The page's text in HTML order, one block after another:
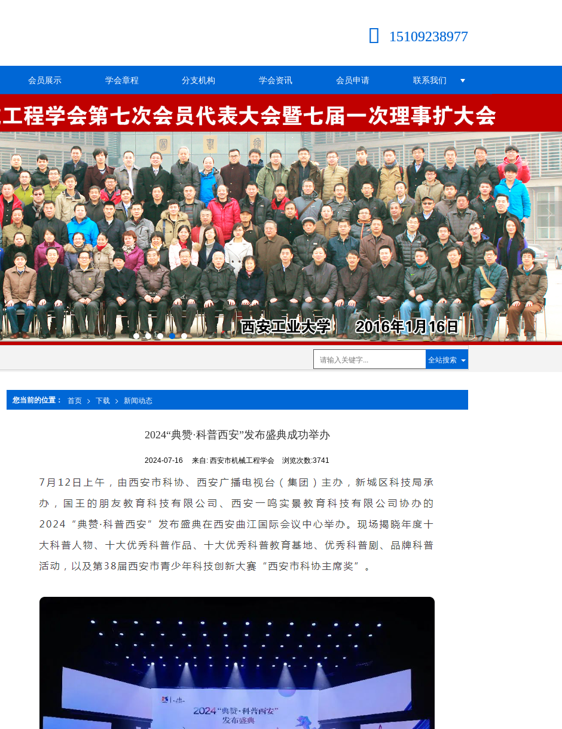
15109238977
会员展示 学会章程 分支机构 学会资讯 会员申请 联系我们
全站搜索
您当前的位置： 首页 > 下载 > 新闻动态
2024“典赞·科普西安”发布盛典成功举办
2024-07-16 来自:西安市机械工程学会 浏览次数:3741